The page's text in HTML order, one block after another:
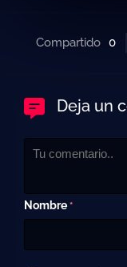
Compartido 0
Deja un
Nombre *